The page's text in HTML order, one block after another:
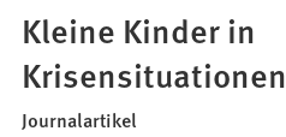
Bewerbung
Kleine Kinder in
Krisensituationen
Journalartikel